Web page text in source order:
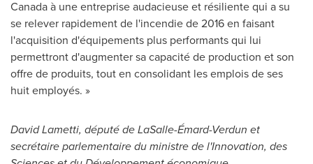
Canadaà une entreprise audacieuse et résiliente qui a su
se relever rapidement de l'incendie de 2016 en faisant
l'acquisition d'équipements plus performants qui lui
permettront d'augmenter sa capacité de production et son
offre de produits, tout en consolidant les emplois de ses
huit employés. »
David Lametti, député deLaSalle-Émard-Verdun et
secrétaire parlementaire du ministre de l'Innovation, des